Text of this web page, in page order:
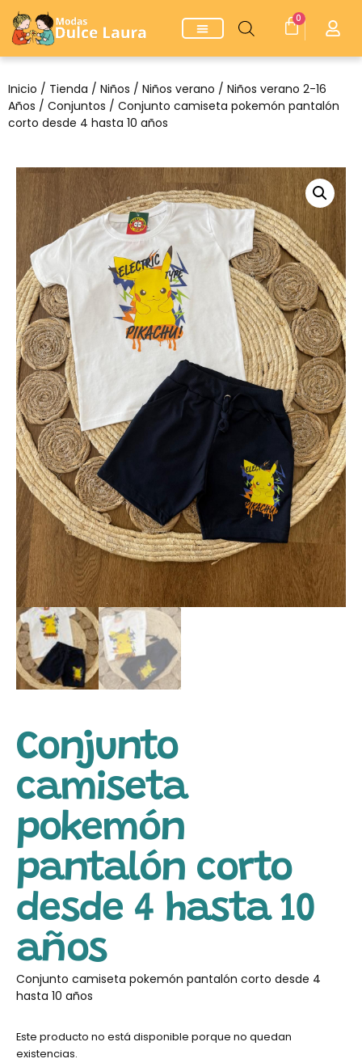
0
Inicio / Tienda / Niños / Niños verano / Niños verano 2-16
Años / Conjuntos / Conjunto camiseta pokemón pantalón
corto desde 4 hasta 10 años
Conjunto
camiseta
pokemón
pantalón corto
desde 4 hasta 10
años
Conjunto camiseta pokemón pantalón corto desde 4
hasta 10 años
Este producto no está disponible porque no quedan
existencias.